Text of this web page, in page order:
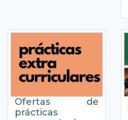
Ofertas de
prácticas